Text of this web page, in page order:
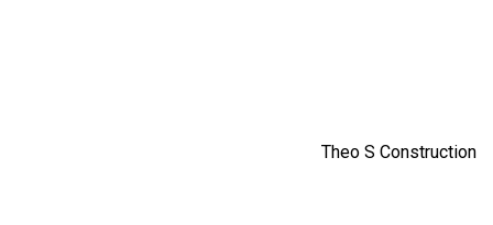
Theo S Construction